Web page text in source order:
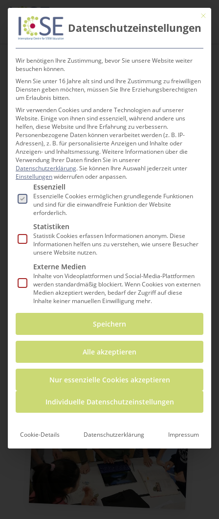
Skip
content
search
#CanYouEscape
NEUE INTERAKTIVE ICSE
SCHÜLER*INNENAKTIVITÄT AN DER PH
FREIBURG
Ihre Schüler*innen mögen Escape Rooms,
bei denen man Rätsel lösen muss, um aus
einem Raum zu entkommen?! Und Sie
können sich nicht vorstellen, was ein
Escape Room mit Mathe zu tun hat? Wir
beweisen: die beiden gehören (bei uns)
zusammen!
Wie viel Spaß Mathe macht, zeigt das ICSE
Team in seiner neuen Escape Room
Aktivität als Teil der
Schüler*innenkursreihe
Mit
Datenschutzeinstellungen
Wir benötigen Ihre Zustimmung, bevor Sie unsere Website weiter
besuchen können.
Wenn Sie unter 16 Jahre alt sind und Ihre Zustimmung zu freiwilligen
Diensten geben möchten, müssen Sie Ihre Erziehungsberechtigten
um Erlaubnis bitten.
Wir verwenden Cookies und andere Technologien auf unserer
Website. Einige von ihnen sind essenziell, während andere uns
helfen, diese Website und Ihre Erfahrung zu verbessern.
Personenbezogene Daten können verarbeitet werden (z. B. IP-
Adressen), z. B. für personalisierte Anzeigen und Inhalte oder
Anzeigen- und Inhaltsmessung.Weitere Informationen über die
Verwendung Ihrer Daten finden Sie in unserer
Datenschutzerklärung.Sie können Ihre Auswahl jederzeit unter
Einstellungenwiderrufen oder anpassen.
Es folgt eine Liste der Service-Gruppen, für die
Essenziell
Essenzielle Cookies ermöglichen grundlegende Funktionen
und sind für die einwandfreie Funktion der Website
erforderlich.
Statistiken
Statistik Cookies erfassen Informationen anonym. Diese
Informationen helfen uns zu verstehen, wie unsere Besucher
unsere Website nutzen.
Externe Medien
Inhalte von Videoplattformen und Social-Media-Plattformen
werden standardmäßig blockiert. Wenn Cookies von externen
Medien akzeptiert werden, bedarf der Zugriff auf diese
Inhalte keiner manuellen Einwilligung mehr.
Speichern
Alle akzeptieren
Nur essenzielle Cookies akzeptieren
Individuelle Datenschutzeinstellungen
Cookie-Details Datenschutzerklärung Impressum